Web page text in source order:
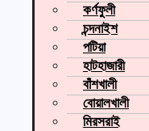
কর্ণফুলী
চন্দনাইশ
পটিয়া
হাটহাজারী
বাঁশখালী
বোয়ালখালী
মিরসরাই